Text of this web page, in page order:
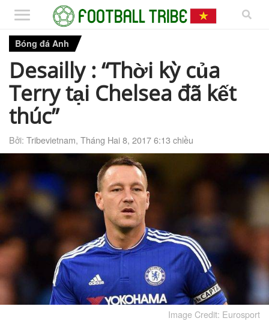
Bóng đá Anh
Desailly : “Thời kỳ của
Terry tại Chelsea đã kết
thúc”
Bởi: Tribevietnam, Tháng Hai 8, 2017 6:13 chiều
Image Credit: Eurosport